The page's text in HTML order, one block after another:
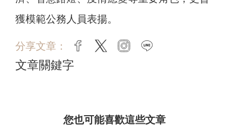
獲模範公務人員表揚。
分享文章： facebook
twitter instagram
文章關鍵字
您也可能喜歡這些文章